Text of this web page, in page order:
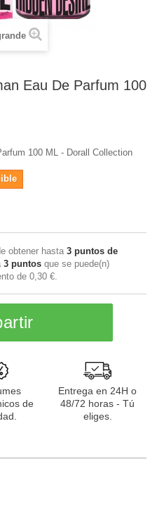
Eau De Parfum 100
100 ML - Dorall Collection
obtener hasta 3 puntos de
3 puntos que se puede(n)
de 0,30 €
de
Entrega en 24H o
48/72 horas - Tú
eliges.